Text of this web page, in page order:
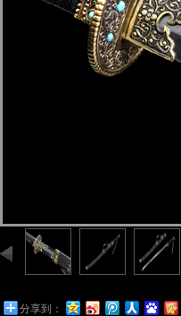
分享到：